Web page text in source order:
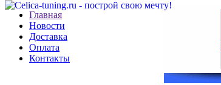
Главная
Новости
Доставка
Оплата
Контакты